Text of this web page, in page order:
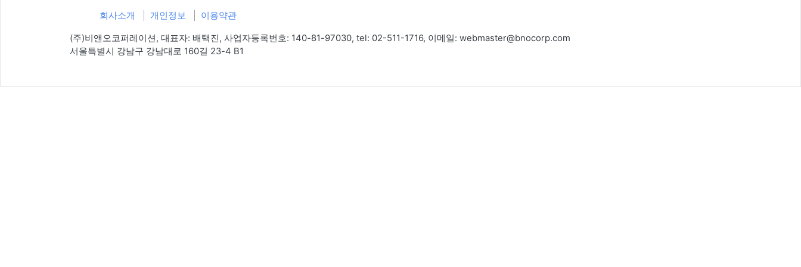
회사소개 개인정보 이용약관
(주)비앤오코퍼레이션, 대표자: 배택진, 사업자등록번호: 140-81-97030, tel: 02-511-1716, 이메일: webmaster@bnocorp.com
서울특별시 강남구 강남대로 160길 23-4 B1